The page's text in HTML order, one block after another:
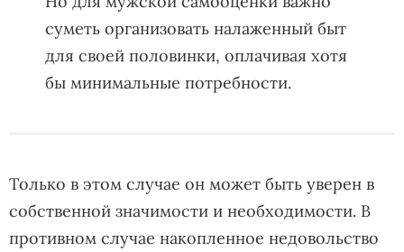
суметь организовать налаженный быт
для своей половинки, оплачивая хотя
бы минимальные потребности.
Только в этом случае он может быть уверен в
собственной значимости и необходимости. В
противном случае накопленное недовольство